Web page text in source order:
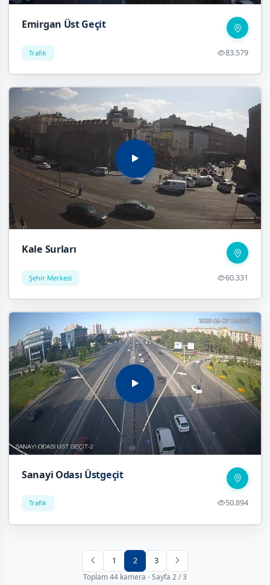
Emirgan Üst Geçit
Trafik 83.579
Kale Surları
Şehir Merkezi 60.331
Sanayi Odası Üstgeçit
Trafik 50.894
1 2 3
Toplam 44 kamera - Sayfa 2 / 3